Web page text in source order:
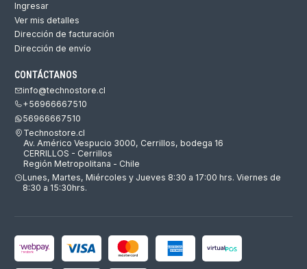
Ingresar
Ver mis detalles
Dirección de facturación
Dirección de envío
CONTÁCTANOS
info@technostore.cl
+56966667510
56966667510
Technostore.cl
Av. Américo Vespucio 3000, Cerrillos, bodega 16
CERRILLOS - Cerrillos
Región Metropolitana - Chile
Lunes, Martes, Miércoles y Jueves 8:30 a 17:00 hrs. Viernes de
8:30 a 15:30hrs.